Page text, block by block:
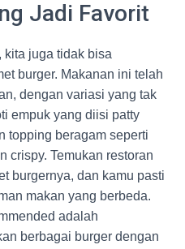
Jadi Favorit
kita juga tidak bisa
burger. Makanan ini telah
dengan variasi yang tak
empuk yang diisi patty
topping beragam seperti
crispy. Temukan restoran
burgernya, dan kamu pasti
makan yang berbeda.
adalah
berbagai burger dengan